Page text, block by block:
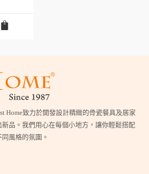
Home致力於開發設計精緻的骨瓷餐具及居家
品。我們用心在每個小地方，讓你輕鬆搭配
風格的氛圍。